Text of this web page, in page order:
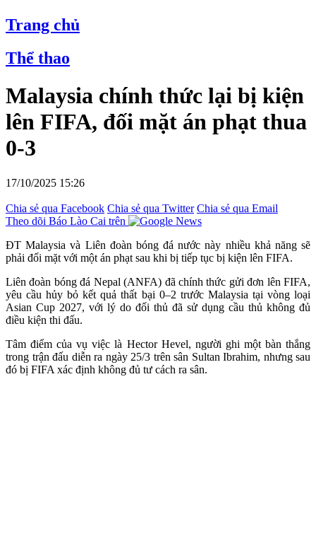
Trang chủ
Thể thao
Malaysia chính thức lại bị kiện
lên FIFA, đối mặt án phạt thua
0-3
17/10/2025 15:26
Chia sẻ qua Facebook Chia sẻ qua Twitter Chia sẻ qua Email
Theo dõi Báo Lào Cai trên
ĐT Malaysia và Liên đoàn bóng đá nước này nhiều khả năng sẽ
phải đối mặt với một án phạt sau khi bị tiếp tục bị kiện lên FIFA.
Liên đoàn bóng đá Nepal (ANFA) đã chính thức gửi đơn lên FIFA,
yêu cầu hủy bỏ kết quả thất bại 0–2 trước Malaysia tại vòng loại
Asian Cup 2027, với lý do đối thủ đã sử dụng cầu thủ không đủ
điều kiện thi đấu.
Tâm điểm của vụ việc là Hector Hevel, người ghi một bàn thắng
trong trận đấu diễn ra ngày 25/3 trên sân Sultan Ibrahim, nhưng sau
đó bị FIFA xác định không đủ tư cách ra sân.